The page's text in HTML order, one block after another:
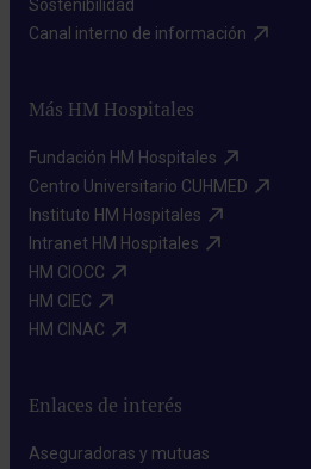
Sostenibilidad​
Canal interno de información​
Más HM Hospitales
Fundación HM Hospitales​
Centro Universitario CUHMED​
Instituto HM Hospitales​
Intranet HM Hospitales​
HM CIOCC​
HM CIEC​
HM CINAC​
Enlaces de interés
Aseguradoras y mutuas​